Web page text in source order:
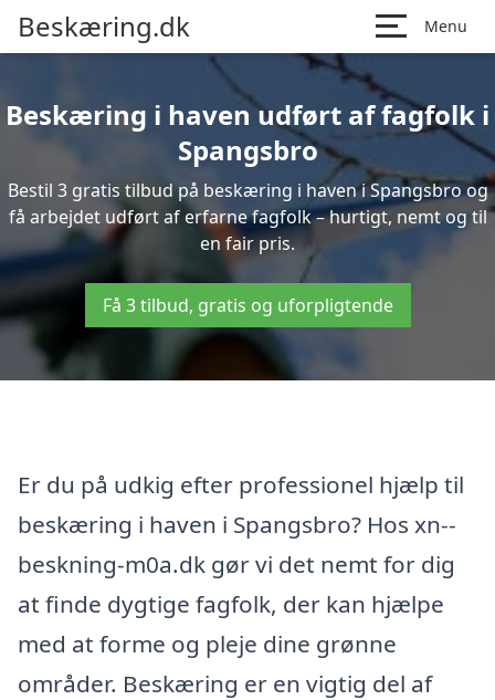
Beskæring.dk Menu
Beskæring i haven udført af fagfolk i
Spangsbro
Bestil 3 gratis tilbud på beskæring i haven i Spangsbro og
få arbejdet udført af erfarne fagfolk – hurtigt, nemt og til
en fair pris.
Få 3 tilbud, gratis og uforpligtende
Er du på udkig efter professionel hjælp til
beskæring i haven i Spangsbro? Hos xn--
beskning-m0a.dk gør vi det nemt for dig
at finde dygtige fagfolk, der kan hjælpe
med at forme og pleje dine grønne
områder. Beskæring er en vigtig del af